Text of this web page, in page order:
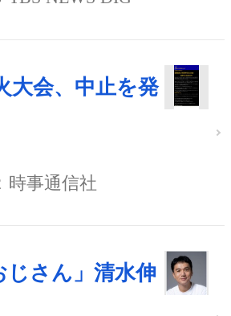
大会、中止を発
時事通信社
じさん」清水伸